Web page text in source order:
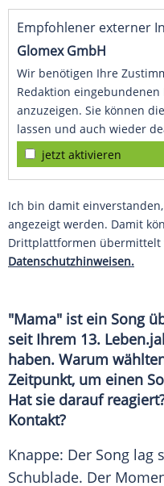
Empfohlener externer
Glomex GmbH
Wir benötigen Ihre
Redaktion eingebundenen
anzuzeigen. Sie können
lassen und auch wieder
jetzt aktivieren
Ich bin damit
angezeigt werden. Damit
Drittplattformen übermittelt
Datenschutzhinweisen.
"Mama" ist ein Song
seit Ihrem 13. Leben
haben. Warum
Zeitpunkt, um einen
Hat sie darauf
Kontakt?
Knappe: Der Song lag
Schublade. Der